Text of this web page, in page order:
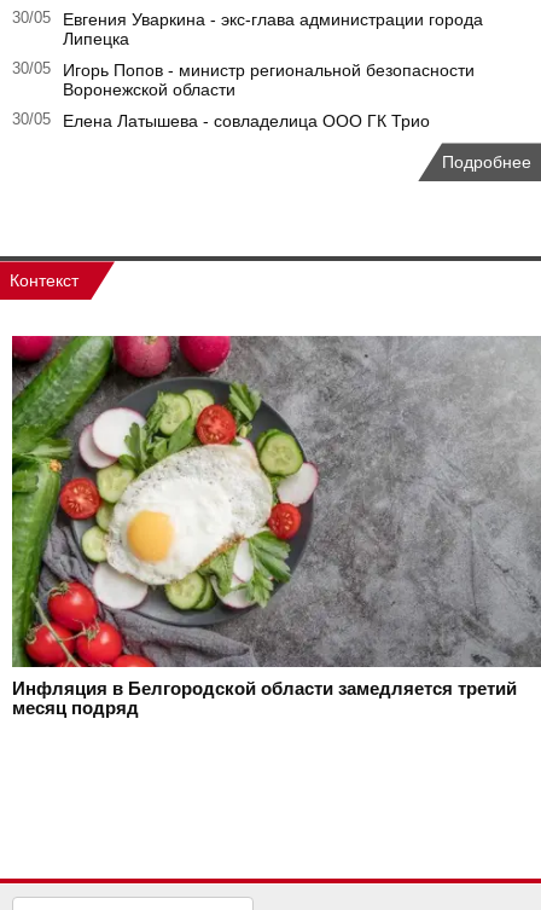
30/05
Евгения Уваркина - экс-глава администрации города
Липецка
30/05
Игорь Попов - министр региональной безопасности
Воронежской области
30/05 Елена Латышева - совладелица ООО ГК Трио
Подробнее
Контекст
Инфляция в Белгородской области замедляется третий
месяц подряд